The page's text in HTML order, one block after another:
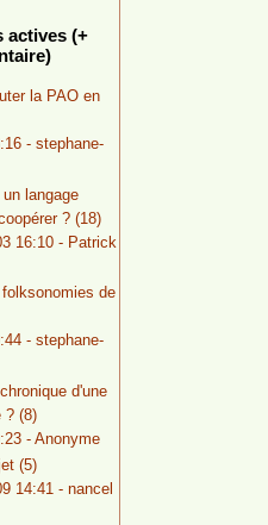
actives (+
la PAO en
- stephane-
langage
? (18)
16:10 - Patrick
de
- stephane-
d'une
? (8)
- Anonyme
(5)
14:41 - nancel